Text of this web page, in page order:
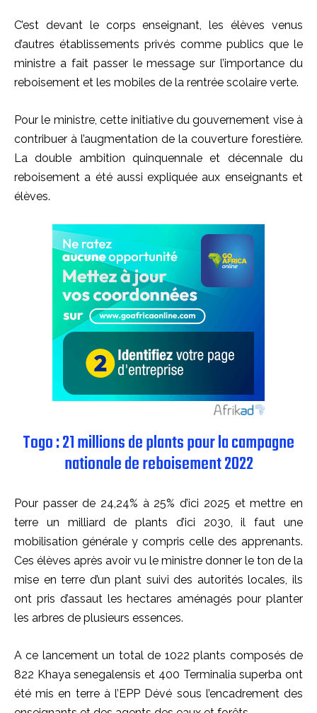
C’est devant le corps enseignant, les élèves venus
d’autres établissements privés comme publics que le
ministre a fait passer le message sur l’importance du
reboisement et les mobiles de la rentrée scolaire verte.
Pour le ministre, cette initiative du gouvernement vise à
contribuer à l’augmentation de la couverture forestière.
La double ambition quinquennale et décennale du
reboisement a été aussi expliquée aux enseignants et
élèves.
Togo : 21 millions de plants pour la campagne
nationale de reboisement 2022
Pour passer de 24,24% à 25% d’ici 2025 et mettre en
terre un milliard de plants d’ici 2030, il faut une
mobilisation générale y compris celle des apprenants.
Ces élèves après avoir vu le ministre donner le ton de la
mise en terre d’un plant suivi des autorités locales, ils
ont pris d’assaut les hectares aménagés pour planter
les arbres de plusieurs essences.
A ce lancement un total de 1022 plants composés de
822 Khaya senegalensis et 400 Terminalia superba ont
été mis en terre à l’EPP Dévé sous l’encadrement des